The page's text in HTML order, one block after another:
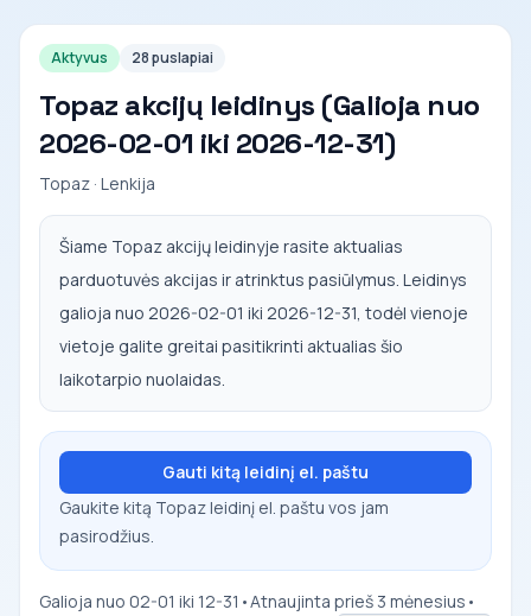
Aktyvus 28 puslapiai
Topaz akcijų leidinys (Galioja nuo
2026-02-01 iki 2026-12-31)
Topaz · Lenkija
Šiame Topaz akcijų leidinyje rasite aktualias
parduotuvės akcijas ir atrinktus pasiūlymus. Leidinys
galioja nuo 2026-02-01 iki 2026-12-31, todėl vienoje
vietoje galite greitai pasitikrinti aktualias šio
laikotarpio nuolaidas.
Gauti kitą leidinį el. paštu
Gaukite kitą Topaz leidinį el. paštu vos jam
pasirodžius.
Galioja nuo 02-01 iki 12-31 •Atnaujinta prieš 3 mėnesius •